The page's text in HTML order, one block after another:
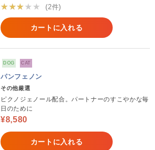
★★★★★
(2件)
カートに入れる
DOG CAT
パンフェノン
その他厳選
ピクノジェノール配合。パートナーのすこやかな毎
日のために
¥8,580
カートに入れる